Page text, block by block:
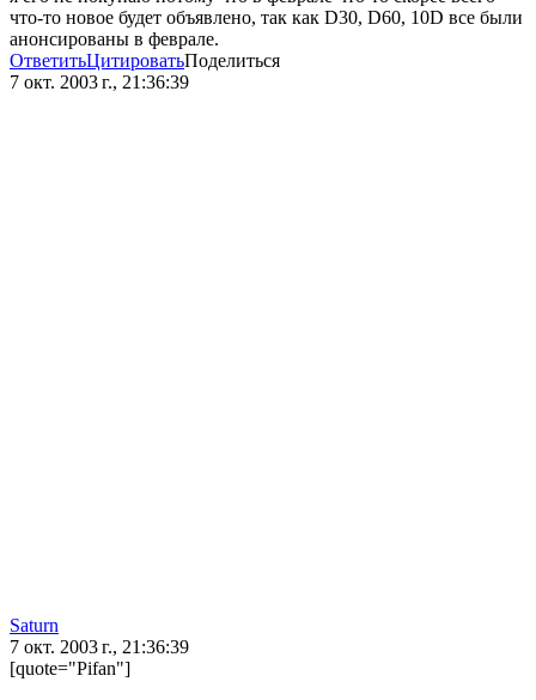
что-то новое будет объявлено, так как D30, D60, 10D все были
анонсированы в феврале.
ОтветитьЦитироватьПоделиться
7 окт. 2003 г., 21:36:39
Saturn
7 окт. 2003 г., 21:36:39
[quote="Pifan"]